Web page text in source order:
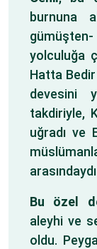
burnuna
gümüşten-
yolculuğa
Hatta Bedir
devesini
takdiriyle,
uğradı ve
Bu özel
aleyhi ve
oldu.